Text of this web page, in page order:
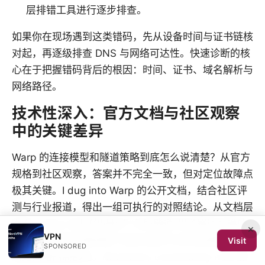
层排错工具进行逐步排查。
如果你在现场遇到这类错码，先从设备时间与证书链核
对起，再逐级排查 DNS 与网络可达性。快速诊断的核
心在于把握错码背后的根因：时间、证书、域名解析与
网络路径。
技术性深入：官方文档与社区观察
中的关键差异
Warp 的连接模型和隧道策略到底怎么说清楚？从官方
规格到社区观察，答案并不完全一致，但对定位故障点
极其关键。I dug into Warp 的公开文档，结合社区评
测与行业报道，得出一组可执行的对照结论。从文档层
面看，Warp 采用的是基于“分段隧道”和多路径切换的
模型；实际实现强调客户端在边缘节点的快速重绑定与
网络策略的局部化。Reviewers consistently note 新
×
VPN
SPONSORED
Visit